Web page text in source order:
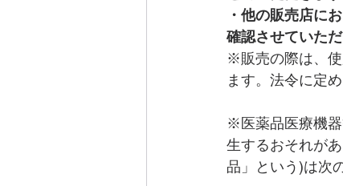
・他の販売店に
確認させていただ
※販売の際は、使
ます。法令に定
※医薬品医療機
生するおそれが
品」という)は次